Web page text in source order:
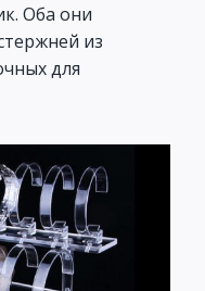
Оба они
из
для